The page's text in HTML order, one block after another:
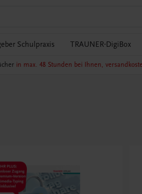
Schulpraxis TRAUNER-DigiBox
in max. 48 Stunden bei Ihnen,